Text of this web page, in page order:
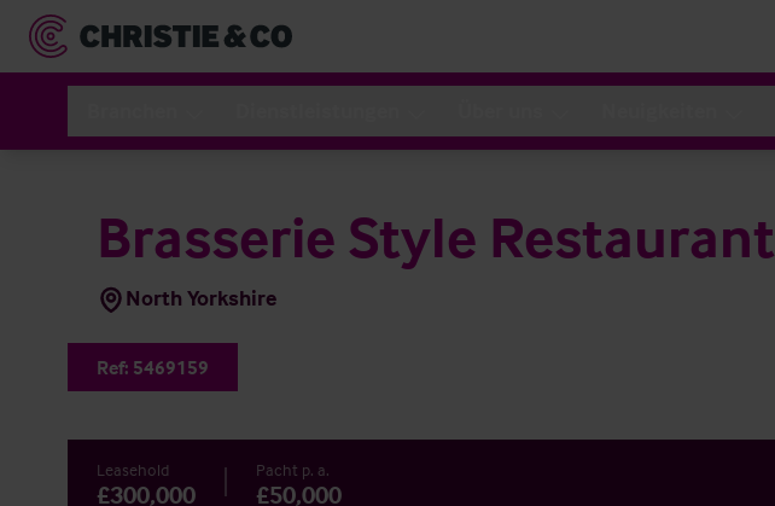
Brasserie Style Restaurant
North Yorkshire
Ref: 5469159
Leasehold
£300,000
Pacht p. a.
£50,000